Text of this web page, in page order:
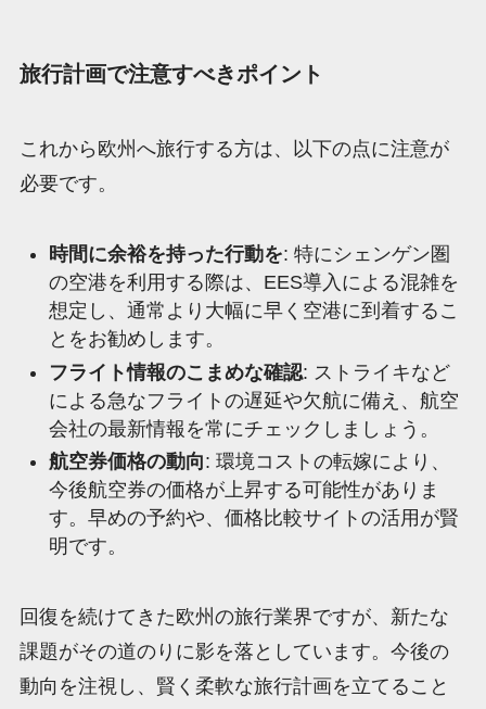
旅行計画で注意すべきポイント
これから欧州へ旅行する方は、以下の点に注意が
必要です。
時間に余裕を持った行動を: 特にシェンゲン圏
の空港を利用する際は、EES導入による混雑を
想定し、通常より大幅に早く空港に到着するこ
とをお勧めします。
フライト情報のこまめな確認: ストライキなど
による急なフライトの遅延や欠航に備え、航空
会社の最新情報を常にチェックしましょう。
航空券価格の動向: 環境コストの転嫁により、
今後航空券の価格が上昇する可能性がありま
す。早めの予約や、価格比較サイトの活用が賢
明です。
回復を続けてきた欧州の旅行業界ですが、新たな
課題がその道のりに影を落としています。今後の
動向を注視し、賢く柔軟な旅行計画を立てること